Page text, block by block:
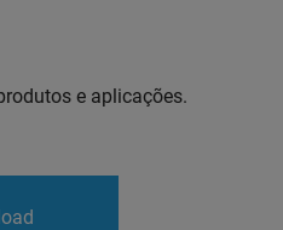
e aplicações.